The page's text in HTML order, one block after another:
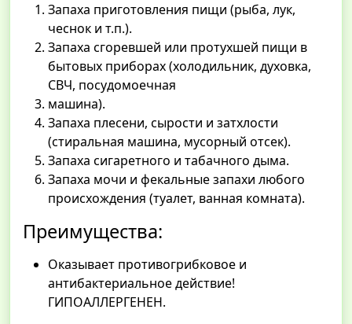
Запаха приготовления пищи (рыба, лук,
чеснок и т.п.).
Запаха сгоревшей или протухшей пищи в
бытовых приборах (холодильник, духовка,
СВЧ, посудомоечная
машина).
Запаха плесени, сырости и затхлости
(стиральная машина, мусорный отсек).
Запаха сигаретного и табачного дыма.
Запаха мочи и фекальные запахи любого
происхождения (туалет, ванная комната).
Преимущества:
Оказывает противогрибковое и
антибактериальное действие!
ГИПОАЛЛЕРГЕНЕН.